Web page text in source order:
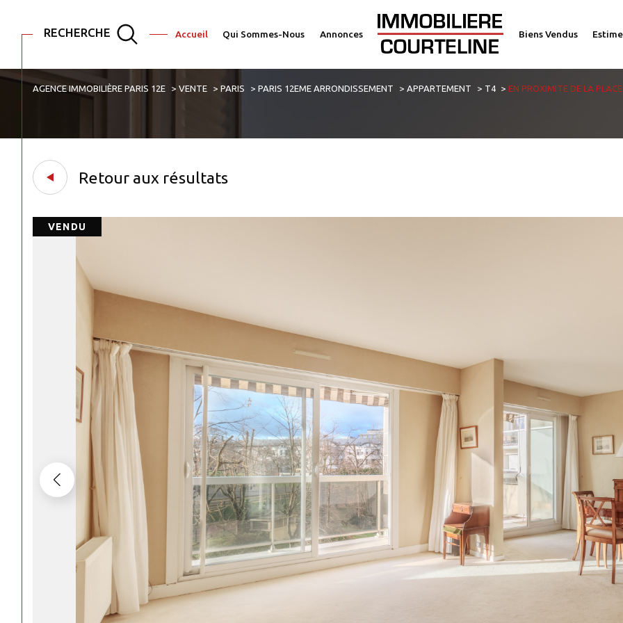
Accueil Qui Sommes-Nous Annonces Biens Vendus
RECHERCHE
de l'immo pro
TYPE DE BIEN 1 1
LOCALISATION BUDGET
voir les2annonces
Appartement
AGENCE IMMOBILIÈRE PARIS 12E VENTE PARIS PARIS 12EME ARRONDISSEMENT APPARTEMENT T4 EN PROXIMITE DE LA
Retour aux résultats
VENDU